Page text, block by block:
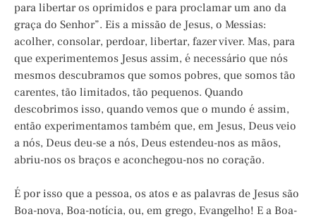
para libertar os oprimidos e para proclamar um ano da
graça do Senhor”. Eis a missão de Jesus, o Messias:
acolher, consolar, perdoar, libertar, fazer viver. Mas, para
que experimentemos Jesus assim, é necessário que nós
mesmos descubramos que somos pobres, que somos tão
carentes, tão limitados, tão pequenos. Quando
descobrimos isso, quando vemos que o mundo é assim,
então experimentamos também que, em Jesus, Deus veio
a nós, Deus deu-se a nós, Deus estendeu-nos as mãos,
abriu-nos os braços e aconchegou-nos no coração.
É por isso que a pessoa, os atos e as palavras de Jesus são
Boa-nova, Boa-notícia, ou, em grego, Evangelho! E a Boa-